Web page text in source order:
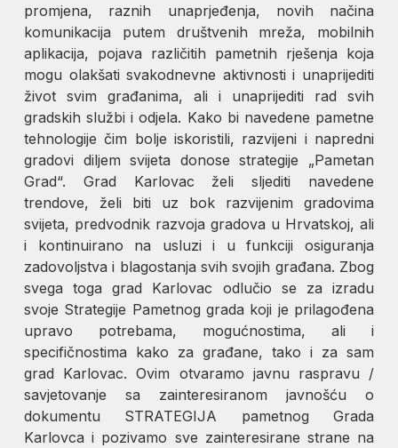
promjena, raznih unaprjeđenja, novih načina
komunikacija putem društvenih mreža, mobilnih
aplikacija, pojava različitih pametnih rješenja koja
mogu olakšati svakodnevne aktivnosti i unaprijediti
život svim građanima, ali i unaprijediti rad svih
gradskih službi i odjela. Kako bi navedene pametne
tehnologije čim bolje iskoristili, razvijeni i napredni
gradovi diljem svijeta donose strategije „Pametan
Grad“. Grad Karlovac želi sljediti navedene
trendove, želi biti uz bok razvijenim gradovima
svijeta, predvodnik razvoja gradova u Hrvatskoj, ali
i kontinuirano na usluzi i u funkciji osiguranja
zadovoljstva i blagostanja svih svojih građana. Zbog
svega toga grad Karlovac odlučio se za izradu
svoje Strategije Pametnog grada koji je prilagođena
upravo potrebama, mogućnostima, ali i
specifičnostima kako za građane, tako i za sam
grad Karlovac. Ovim otvaramo javnu raspravu /
savjetovanje sa zainteresiranom javnošću o
dokumentu STRATEGIJA pametnog Grada
Karlovca i pozivamo sve zainteresirane strane na